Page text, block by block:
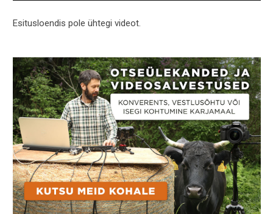
Esitusloendis pole ühtegi videot.